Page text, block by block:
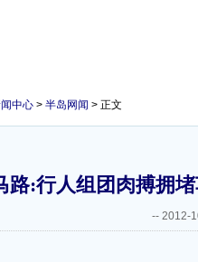
中心 > 半岛网闻 > 正文
路:行人组团肉搏拥
-- 2012-